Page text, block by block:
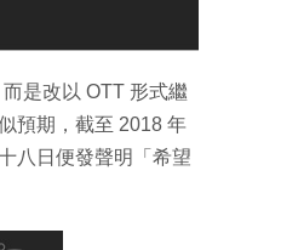
是改以 OTT 形式繼
預期，截至 2018 年
八日便發聲明「希望